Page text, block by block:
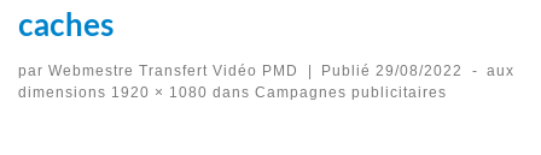
caches
par Webmestre Transfert Vidéo PMD Publié29/08/2022 - aux
dimensions 1920 × 1080 dans Campagnes publicitaires